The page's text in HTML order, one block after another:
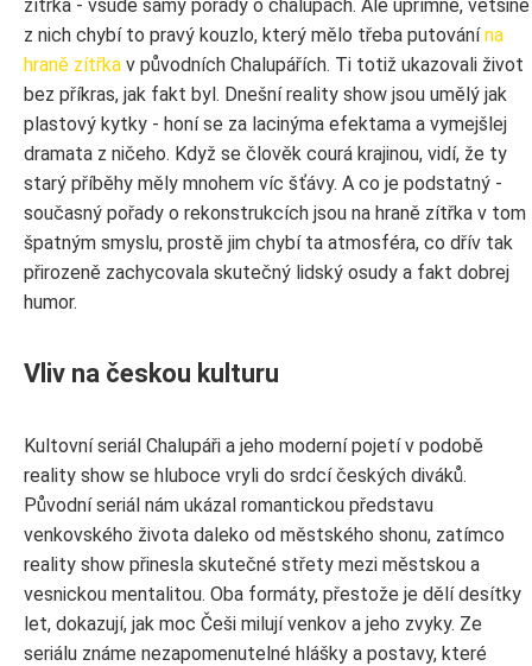
zítřka - všude samý pořady o chalupách. Ale upřímně, většině
z nich chybí to pravý kouzlo, který mělo třeba putovánína
hraně zítřka v původních Chalupářích. Ti totiž ukazovali život
bez příkras, jak fakt byl. Dnešní reality show jsou umělý jak
plastový kytky - honí se za lacinýma efektama a vymejšlej
dramata z ničeho. Když se člověk courá krajinou, vidí, že ty
starý příběhy měly mnohem víc šťávy. A co je podstatný -
současný pořady o rekonstrukcích jsou na hraně zítřka v tom
špatným smyslu, prostě jim chybí ta atmosféra, co dřív tak
přirozeně zachycovala skutečný lidský osudy a fakt dobrej
humor.
Vliv na českou kulturu
Kultovní seriál Chalupáři a jeho moderní pojetí v podobě
reality show se hluboce vryli do srdcí českých diváků.
Původní seriál nám ukázal romantickou představu
venkovského života daleko od městského shonu, zatímco
reality show přinesla skutečné střety mezi městskou a
vesnickou mentalitou. Oba formáty, přestože je dělí desítky
let, dokazují, jak moc Češi milují venkov a jeho zvyky. Ze
seriálu známe nezapomenutelné hlášky a postavy, které